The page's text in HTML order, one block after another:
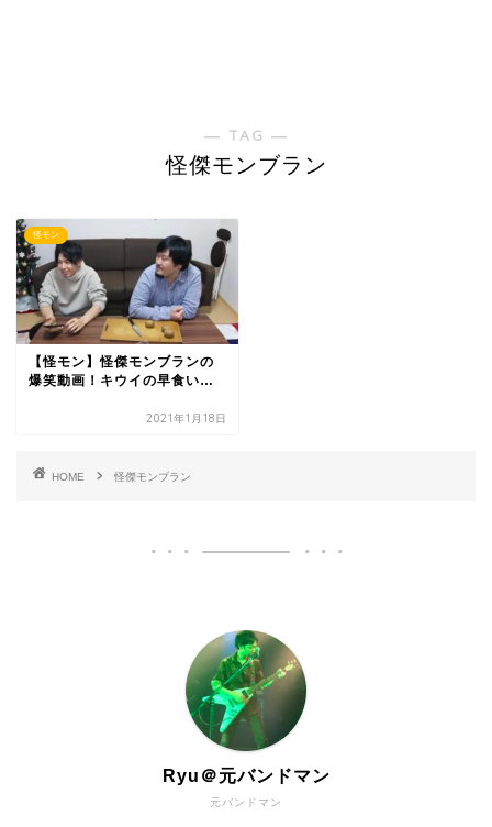
― TAG ―
怪傑モンブラン
怪モン
【怪モン】怪傑モンブランの
爆笑動画！キウイの早食い…
2021年1月18日
HOME 怪傑モンブラン
元バンドマン
Ryu＠元バンドマン